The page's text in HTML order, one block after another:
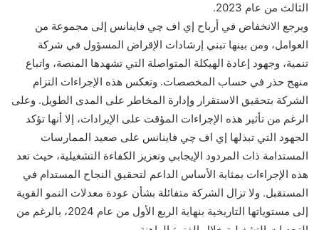
الثالث من عام 2023.
ويرجع الانخفاض في أرباح إي اف چي فاينانس إلى مجموعة من
العوامل، ومن بينها تبني إرشادات الإقراض المسؤول في شركة
تنمية، وجهود إعادة الهيكلة المتواصلة التي تشهدها المنصة، واتباع
منهج حذر في حساب المخصصات. وتعكس هذه الإجراءات التزام
الشركة بتحقيق الاستقرار وإدارة المخاطر على المدى الطويل. وعلى
الرغم من تأثير هذه الإجراءات المؤقت على الإيرادات، إلا أنها تؤكد
الجهود التي تبذلها إي اف چي فاينانس على صعيد الممارسات
المستدامة ذات المردود الإيجابي وتعزيز الكفاءة التشغيلية، حيث تعد
هذه الإجراءات بمثابة الأساس الداعم لتحقيق النجاح المستدام في
المستقبل. ولا تزال الشركة متفائلة بشأن عودة معدلات النمو القوية
إلى مستوياتها التاريخية بنهاية الربع الأول من عام 2024، بالرغم من